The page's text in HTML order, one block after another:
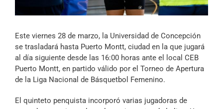
Archivo Sonoro
Este viernes 28 de marzo, la Universidad de Concepción
se trasladará hasta Puerto Montt, ciudad en la que jugará
al día siguiente desde las 16:00 horas ante el local CEB
Puerto Montt, en partido válido por el Torneo de Apertura
de la Liga Nacional de Básquetbol Femenino.
El quinteto penquista incorporó varias jugadoras de